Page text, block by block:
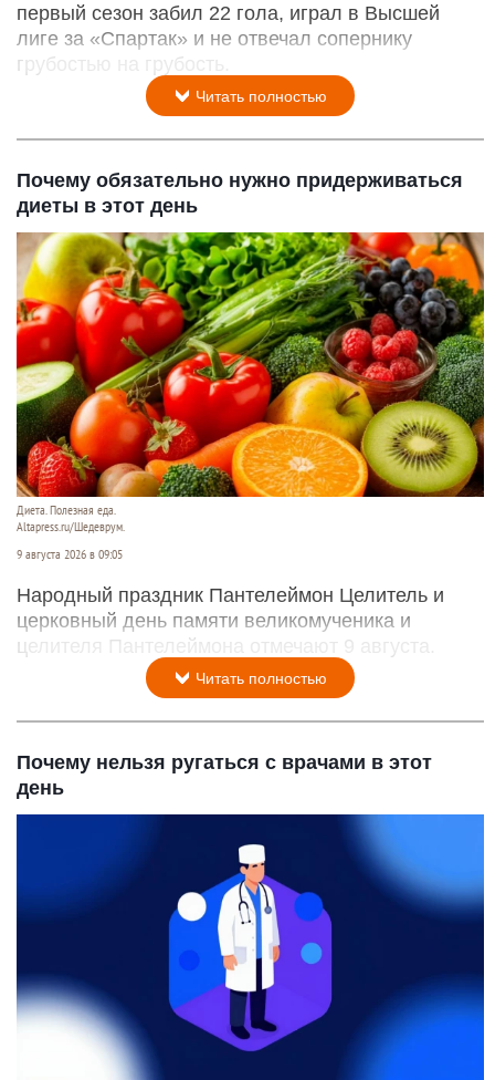
первый сезон забил 22 гола, играл в Высшей
лиге за «Спартак» и не отвечал сопернику
грубостью на грубость.
Читать полностью
Почему обязательно нужно придерживаться
диеты в этот день
Диета. Полезная еда.
Altapress.ru/Шедеврум.
9 августа 2026 в 09:05
Народный праздник Пантелеймон Целитель и
церковный день памяти великомученика и
целителя Пантелеймона отмечают 9 августа.
Читать полностью
Почему нельзя ругаться с врачами в этот
день